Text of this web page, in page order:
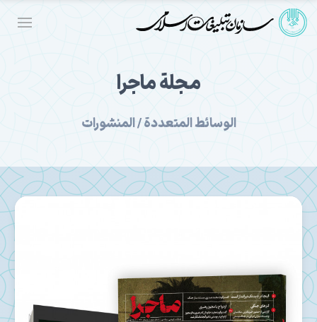
مجلة ماجرا
الوسائط المتعددة / المنشورات